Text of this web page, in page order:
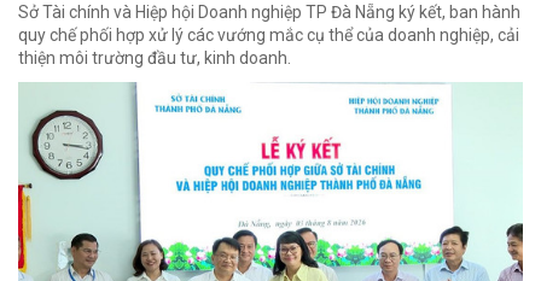
Sở Tài chính và Hiệp hội Doanh nghiệp TP Đà Nẵng ký kết, ban hành
quy chế phối hợp xử lý các vướng mắc cụ thể của doanh nghiệp, cải
thiện môi trường đầu tư, kinh doanh.